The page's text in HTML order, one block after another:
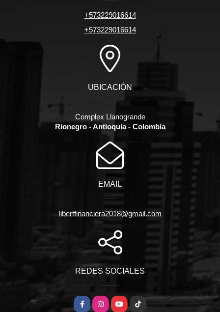
+573229016614
+573229016614
UBICACIÓN
Complex Llanogrande
Rionegro - Antioquia - Colombia
EMAIL
libertfinanciera2018@gmail.com
REDES SOCIALES
FacebookInstagramYouTube
TikTok